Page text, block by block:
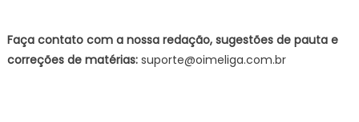
Faça contato com a nossa redação, sugestões de pauta e
correções de matérias:suporte@oimeliga.com.br